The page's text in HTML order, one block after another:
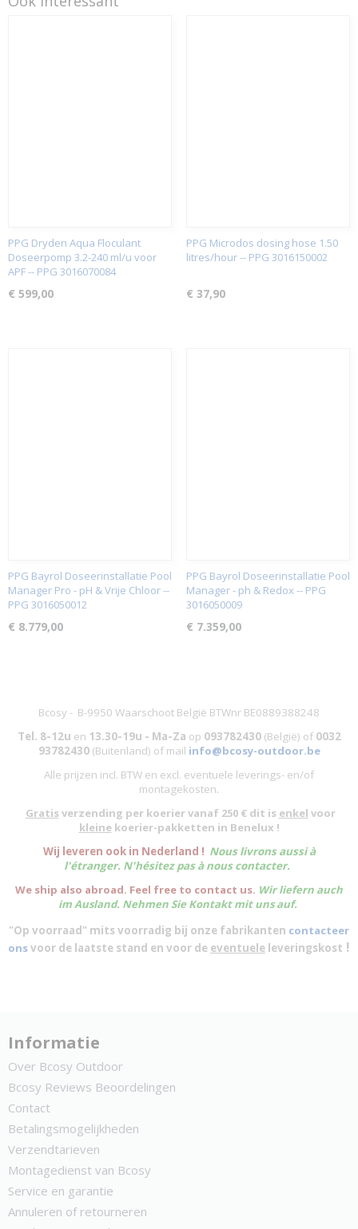
PPG Dryden Aqua Floculant
Doseerpomp 3.2-240 ml/u voor
APF -- PPG 3016070084
€ 599,00
PPG Microdos dosing hose 1.50
litres/hour -- PPG 3016150002
€ 37,90
PPG Bayrol Doseerinstallatie Pool
Manager Pro - pH & Vrije Chloor --
PPG 3016050012
€ 8.779,00
PPG Bayrol Doseerinstallatie Pool
Manager - ph & Redox -- PPG
3016050009
€ 7.359,00
Bcosy - B-9950 Waarschoot België BTWnr BE0889388248
Tel. 8-12u en 13.30-19u - Ma-Za op 093782430(België) of 0032
93782430(Buitenland) of mail info@bcosy-outdoor.be
Alle prijzen incl. BTW en excl. eventuele leverings- en/of
montagekosten.
Gratis verzending per koerier vanaf 250 € dit is enkel voor
kleinekoerier-pakketten in Benelux !
Wij leveren ook in Nederland ! Nous livrons aussi à
l'étranger. N'hésitez pas à nous contacter.
We ship also abroad. Feel free to contact us. Wir liefern auch
im Ausland. Nehmen Sie Kontakt mit uns auf.
"Op voorraad" mits voorradig bij onze fabrikanten contacteer
onsvoor de laatste stand en voor de eventuele leveringskost !
Informatie
Over Bcosy Outdoor
Bcosy Reviews Beoordelingen
Contact
Betalingsmogelijkheden
Verzendtarieven
Montagedienst van Bcosy
Service en garantie
Annuleren of retourneren